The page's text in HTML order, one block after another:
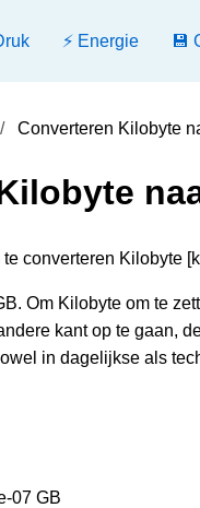
⚡ Energie 💾
Converteren Kilobyte
converteren Kilobyte
Om Kilobyte om te
kant op te gaan,
in dagelijkse als
07 GB